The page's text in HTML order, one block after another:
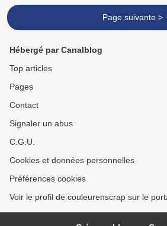
Page suivante >
Hébergé par Canalblog
Top articles
Pages
Contact
Signaler un abus
C.G.U.
Cookies et données personnelles
Préférences cookies
Voir le profil de couleurenscrap sur le